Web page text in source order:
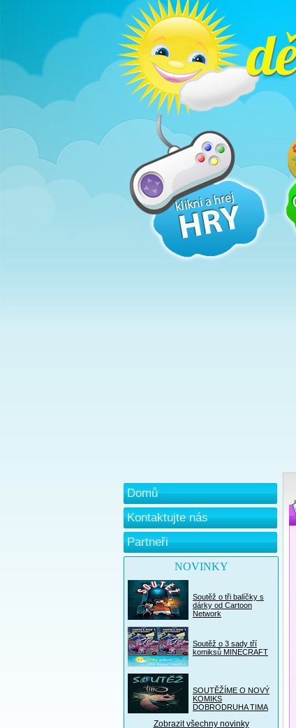
Domů
Kontaktujte nás
Partneři
NOVINKY
Soutěž o tři balíčky s
dárky od Cartoon
Network
Soutěž o 3 sady tří
komiksů MINECRAFT
SOUTĚŽÍME O NOVÝ
KOMIKS
DOBRODRUHA TIMA
Zobrazit všechny novinky